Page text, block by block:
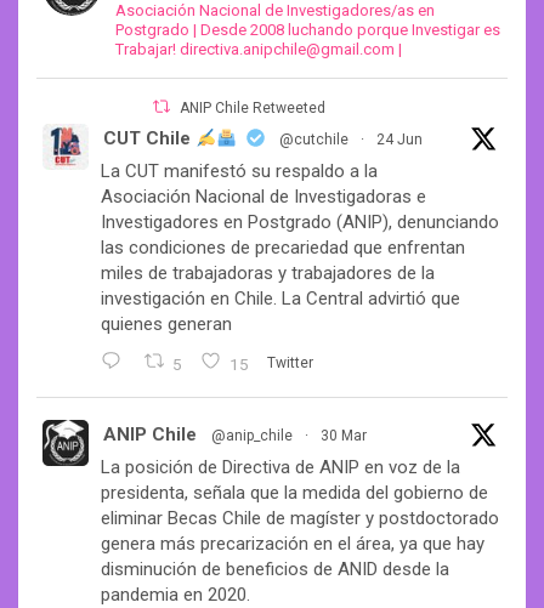
Asociación Nacional de Investigadores/as en
Postgrado | Desde 2008 luchando porque Investigar es
Trabajar! directiva.anipchile@gmail.com |
ANIP Chile Retweeted
CUT Chile @cutchile · 24 Jun
La CUT manifestó su respaldo a la
Asociación Nacional de Investigadoras e
Investigadores en Postgrado (ANIP), denunciando
las condiciones de precariedad que enfrentan
miles de trabajadoras y trabajadores de la
investigación en Chile. La Central advirtió que
quienes generan
5 15 Twitter
ANIP Chile @anip_chile · 30 Mar
La posición de Directiva de ANIP en voz de la
presidenta, señala que la medida del gobierno de
eliminar Becas Chile de magíster y postdoctorado
genera más precarización en el área, ya que hay
disminución de beneficios de ANID desde la
pandemia en 2020.